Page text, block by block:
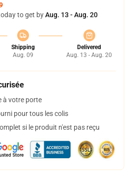
to get byAug. 13 - Aug. 20
Shipping
Aug. 09
Delivered
Aug. 13 - Aug. 20
à votre porte
pour tous les colis
si le produit n'est pas reçu